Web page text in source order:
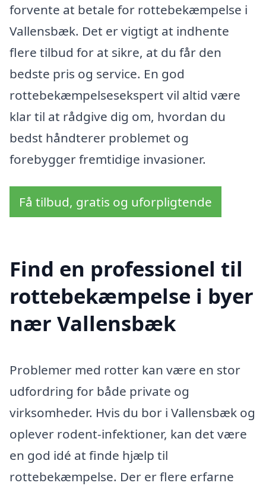
forvente at betale for rottebekæmpelse i
Vallensbæk. Det er vigtigt at indhente
flere tilbud for at sikre, at du får den
bedste pris og service. En god
rottebekæmpelsesekspert vil altid være
klar til at rådgive dig om, hvordan du
bedst håndterer problemet og
forebygger fremtidige invasioner.
Få tilbud, gratis og uforpligtende
Find en professionel til
rottebekæmpelse i byer
nær Vallensbæk
Problemer med rotter kan være en stor
udfordring for både private og
virksomheder. Hvis du bor i Vallensbæk og
oplever rodent-infektioner, kan det være
en god idé at finde hjælp til
rottebekæmpelse. Der er flere erfarne